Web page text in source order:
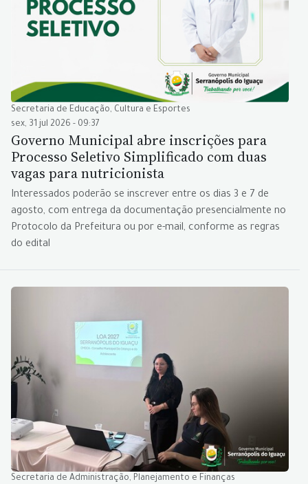
Secretaria de Educação, Cultura e Esportes
sex, 31 jul 2026 - 09:37
Governo Municipal abre inscrições para
Processo Seletivo Simplificado com duas
vagas para nutricionista
Interessados poderão se inscrever entre os dias 3 e 7 de
agosto, com entrega da documentação presencialmente no
Protocolo da Prefeitura ou por e-mail, conforme as regras
do edital
Secretaria de Administração, Planejamento e Finanças